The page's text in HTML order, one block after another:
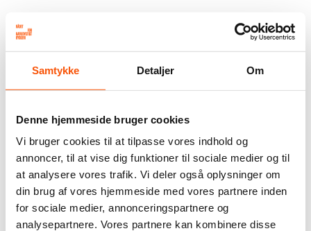
Samtykke Detaljer Om
Denne hjemmeside bruger cookies
Vi bruger cookies til at tilpasse vores indhold og
annoncer, til at vise dig funktioner til sociale medier og til
at analysere vores trafik. Vi deler også oplysninger om
din brug af vores hjemmeside med vores partnere inden
for sociale medier, annonceringspartnere og
analysepartnere. Vores partnere kan kombinere disse